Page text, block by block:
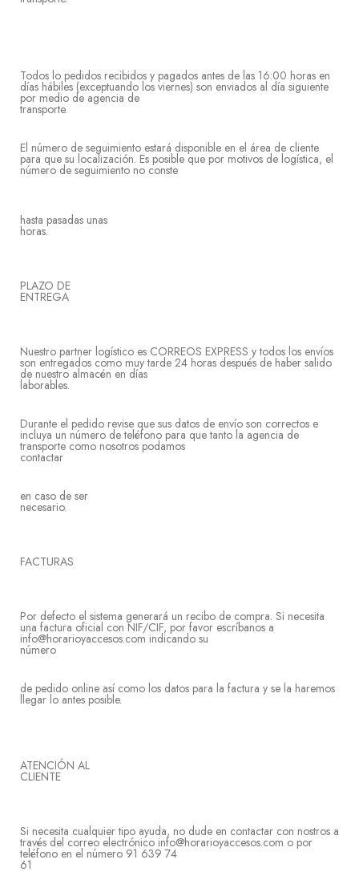
Todos lo pedidos recibidos y pagados antes de las 16:00 horas en
días hábiles (exceptuando los viernes) son enviados al día siguiente
por medio de agencia de
El número de seguimiento estará disponible en el área de cliente
para que su localización. Es posible que por motivos de logística, el
número de seguimiento no conste
hasta pasadas unas
PLAZO DE
Nuestro partner logístico es CORREOS EXPRESS y todos los envíos
son entregados como muy tarde 24 horas después de haber salido
de nuestro almacén en días
Durante el pedido revise que sus datos de envío son correctos e
incluya un número de teléfono para que tanto la agencia de
transporte como nosotros podamos
en caso de ser
Por defecto el sistema generará un recibo de compra. Si necesita
una factura oficial con NIF/CIF, por favor escríbanos a
info@horarioyaccesos.com indicando su
de pedido online así como los datos para la factura y se la haremos
llegar lo antes posible.
ATENCIÓN AL
Si necesita cualquier tipo ayuda, no dude en contactar con nostros a
través del correo electrónico info@horarioyaccesos.com o por
teléfono en el número 91 639 74
61